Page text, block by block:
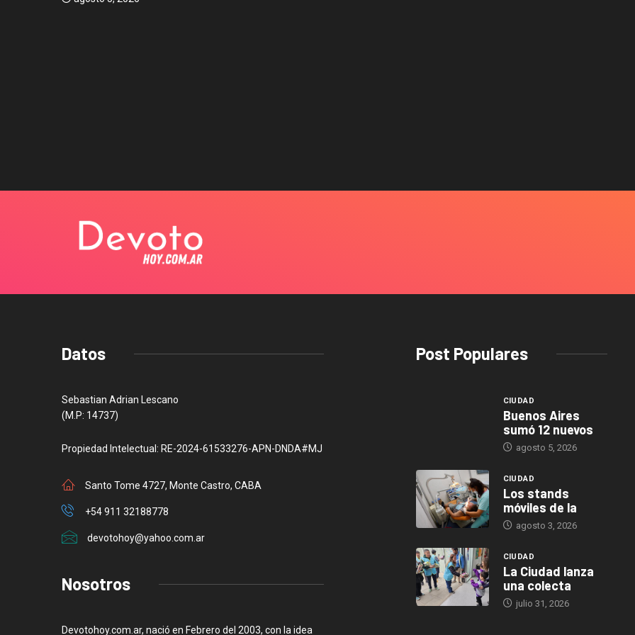
Datos
Sebastian Adrian Lescano
(M.P: 14737)
Propiedad Intelectual: RE-2024-61533276-APN-DNDA#MJ
Santo Tome 4727, Monte Castro, CABA
+54 911 32188778
devotohoy@yahoo.com.ar
Nosotros
Devotohoy.com.ar, nació en Febrero del 2003, con la idea
Post Populares
CIUDAD
Buenos Aires
sumó 12 nuevos
agosto 5, 2026
CIUDAD
Los stands
móviles de la
agosto 3, 2026
CIUDAD
La Ciudad lanza
una colecta
julio 31, 2026